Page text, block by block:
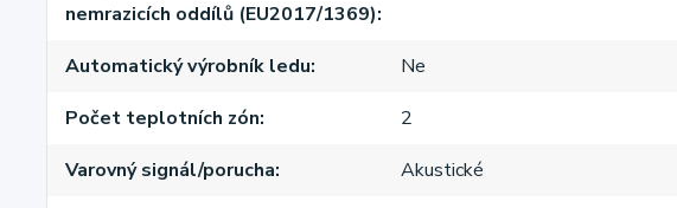
nemrazicích oddílů (EU2017/1369)
Automatický výrobník ledu
Ne
Počet teplotních zón
2
Varovný signál/porucha
Akustické